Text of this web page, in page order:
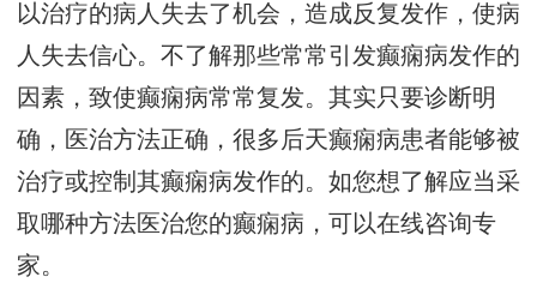
以治疗的病人失去了机会，造成反复发作，使病
人失去信心。不了解那些常常引发癫痫病发作的
因素，致使癫痫病常常复发。其实只要诊断明
确，医治方法正确，很多后天癫痫病患者能够被
治疗或控制其癫痫病发作的。如您想了解应当采
取哪种方法医治您的癫痫病，可以在线咨询专
家。